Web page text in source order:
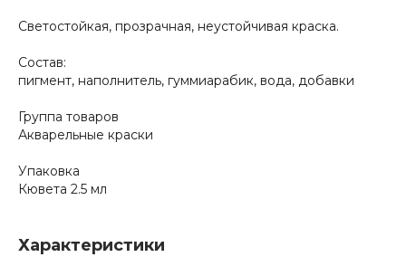
Светостойкая, прозрачная, неустойчивая краска.
Состав:
пигмент, наполнитель, гуммиарабик, вода, добавки
Группа товаров
Акварельные краски
Упаковка
Кювета 2.5 мл
Характеристики